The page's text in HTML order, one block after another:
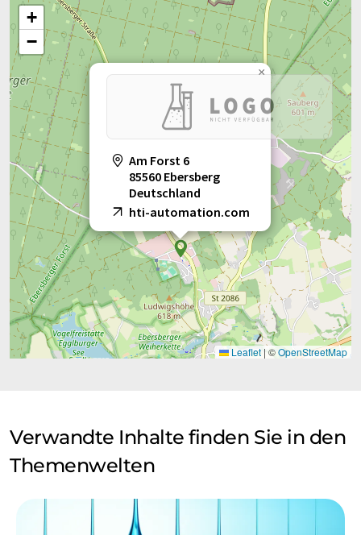
Am Forst 6
85560 Ebersberg
Deutschland
hti-automation.com
×
+
−
Leaflet | ©OpenStreetMap
Verwandte Inhalte finden Sie in den
Themenwelten